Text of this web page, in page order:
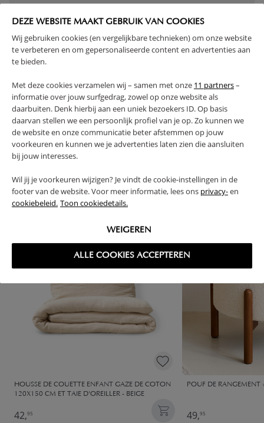
DEZE WEBSITE MAAKT GEBRUIK VAN COOKIES
Wij gebruiken cookies (en vergelijkbare technieken) om onze website
te verbeteren en om gepersonaliseerde content en advertenties aan
te bieden.
Met deze cookies verzamelen wij – samen met onze 11 partners–
informatie over jouw surfgedrag, zowel op onze website als
daarbuiten. Denk hierbij aan een uniek bezoekers ID. Op basis
daarvan stellen we een persoonlijk profiel van je op. Zo kunnen we
de website en onze communicatie beter afstemmen op jouw
voorkeuren en kunnen we je advertenties laten zien die aansluiten
bij jouw interesses.
Wil jij je voorkeuren wijzigen? Je vindt de cookie-instellingen in de
footer van de website. Voor meer informatie, lees ons privacy-en
cookiebeleid. Toon cookiedetails.
WEIGEREN
ALLE COOKIES ACCEPTEREN
AVANTAGES DE CE PRODUIT
FAQ
RETOURS
High-contrast mode
SOUVENT ACHETÉS ENSEMBLE
HOUSSE DE COUETTE ENFANT GAZE DE COTON
120X150 CM ET TAIE D'OREILLER - BEIGE
42,95
POUF DE RANGEMENT
49,95